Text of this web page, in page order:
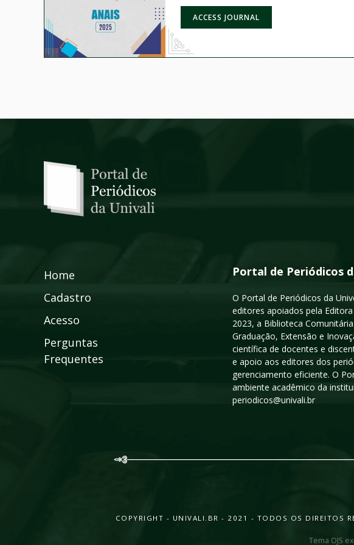
ACCESS JOURNAL
Home
Cadastro
Acesso
Perguntas
Frequentes
Portal de Periódicos
O Portal de Periódicos da
editores apoiados pela
2023, a Biblioteca
Graduação, Extensão e
científica de docentes e
e apoio aos editores dos
gerenciamento eficiente. O
ambiente acadêmico da
periodicos@univali.br
COPYRIGHT - UNIVALI.BR - 2021 - TODOS OS DIREITOS
Tema OJS